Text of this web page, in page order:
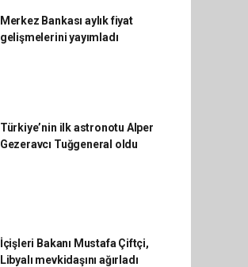
Merkez Bankası aylık fiyat
gelişmelerini yayımladı
Türkiye’nin ilk astronotu Alper
Gezeravcı Tuğgeneral oldu
İçişleri Bakanı Mustafa Çiftçi,
Libyalı mevkidaşını ağırladı